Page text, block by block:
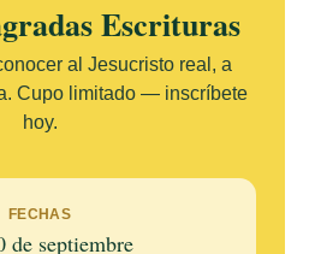
Escrituras
al Jesucristo real, a
Cupo limitado — inscríbete
hoy.
FECHAS
de septiembre